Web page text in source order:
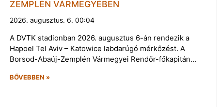
ZEMPLÉN VÁRMEGYÉBEN
2026. augusztus. 6. 00:04
A DVTK stadionban 2026. augusztus 6-án rendezik a
Hapoel Tel Aviv – Katowice labdarúgó mérkőzést. A
Borsod-Abaúj-Zemplén Vármegyei Rendőr-főkapitán…
BŐVEBBEN »